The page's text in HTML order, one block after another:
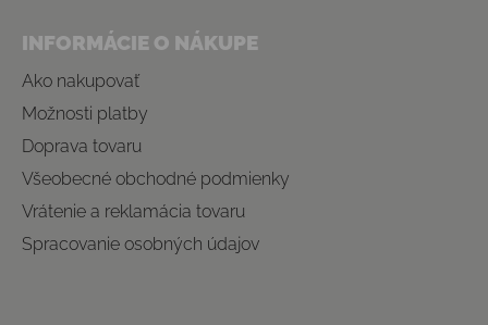
INFORMÁCIE O NÁKUPE
Ako nakupovať
Možnosti platby
Doprava tovaru
Všeobecné obchodné podmienky
Vrátenie a reklamácia tovaru
Spracovanie osobných údajov